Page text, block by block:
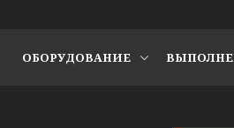
ОБОРУДОВАНИЕ